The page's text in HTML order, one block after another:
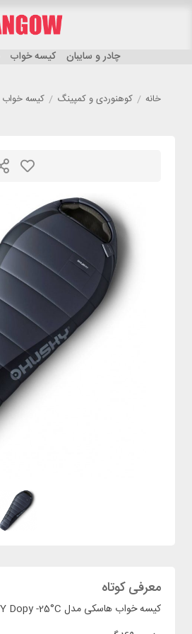
چادر و سایبان کیسه خواب
خانه / کوهنوردی و کمپینگ / کیسه خواب
معرفی کوتاه
کیسه خواب هاسکی مدل HUSKY Dopy -25°C ذغالی